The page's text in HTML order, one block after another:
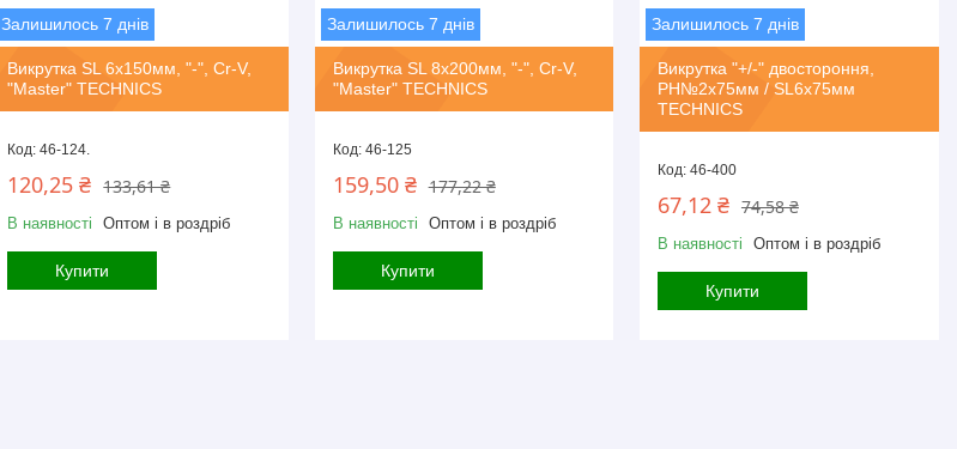
Залишилось 7 днів
Викрутка SL 6х150мм, "-", Cr-V,
"Master" TECHNICS
46-124.
133,61 ₴
120,25 ₴
В наявності Оптом і в роздріб
Купити
Залишилось 7 днів
Викрутка SL 8х200мм, "-", Cr-V,
"Master" TECHNICS
46-125
177,22 ₴
159,50 ₴
В наявності Оптом і в роздріб
Купити
Залишилось 7 днів
Викрутка "+/-" двостороння,
PH№2х75мм / SL6x75мм
TECHNICS
46-400
74,58 ₴
67,12 ₴
В наявності Оптом і в роздріб
Купити